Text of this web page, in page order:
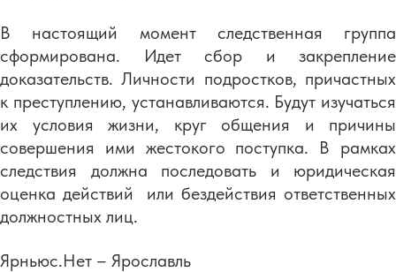
В настоящий момент следственная группа
сформирована. Идет сбор и закрепление
доказательств. Личности подростков, причастных
к преступлению, устанавливаются. Будут изучаться
их условия жизни, круг общения и причины
совершения ими жестокого поступка. В рамках
следствия должна последовать и юридическая
оценка действий или бездействия ответственных
должностных лиц.
Ярньюс.Нет – Ярославль